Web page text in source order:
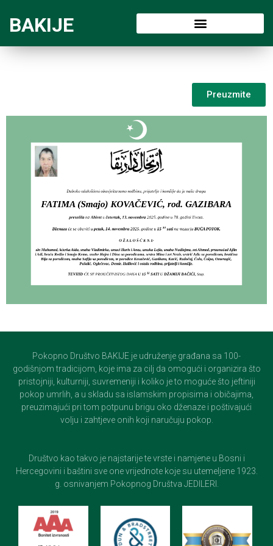
BAKIJE
Preuzmite
Pokopno Društvo BAKIJE je udruženje građana sa 100-
godišnjom tradicijom, koje ima za cilj da omogući i organizira što
pristojniji, kulturniji, suvremeniji i koliko je to moguće što jeftiniji
pokop umrlih, a u skladu sa islamskim propisima i običajima,
preuzimajući pri tom potpunu brigu oko dženaze i poštivajući
volju i zahtjeve onih koji naručuju pokop.
Društvo kao takvo je najstarije te vrste i namjene u Bosni i
Hercegovini i baštini sve one vrijednote koje su utemeljene 1923.
g. osnivanjem Pokopnog Društva JEDILERI.